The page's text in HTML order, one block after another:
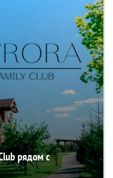
рядом с